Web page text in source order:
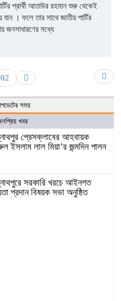
প্রার্থী আতাউর রহমান শুরু থেকেই
। ফলে তার সাথে জাতীয় পার্টির
জনসাধারণের মধ্যে
02
সময়
খবর
প্রেসক্লাবের আহবায়ক
ইসলাম লাল মিয়া’র জন্মদিন পালন
সরকারি খরচে আইনগত
প্রদান বিষয়ক সভা অনুষ্ঠিত